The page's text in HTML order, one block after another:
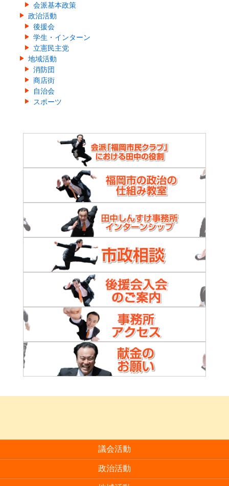
会派基本政策
政治活動
後援会
学生・インターン
立憲民主党
地域活動
消防団
商店街
自治会
スポーツ
議会活動
政治活動